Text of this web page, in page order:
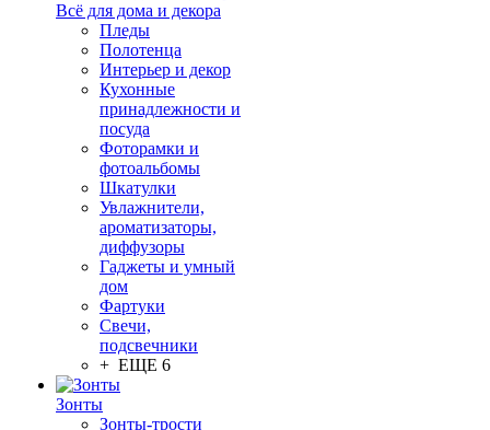
Всё для дома и декора
Пледы
Полотенца
Интерьер и декор
Кухонные
принадлежности и
посуда
Фоторамки и
фотоальбомы
Шкатулки
Увлажнители,
ароматизаторы,
диффузоры
Гаджеты и умный
дом
Фартуки
Свечи,
подсвечники
+ ЕЩЕ 6
Зонты
Зонты-трости